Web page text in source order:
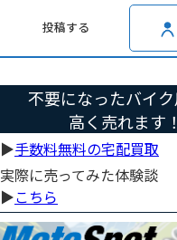
投稿する
不要になったバイク
高く売れます！
▶︎手数料無料の宅配買取
実際に売ってみた体験談
▶︎こちら